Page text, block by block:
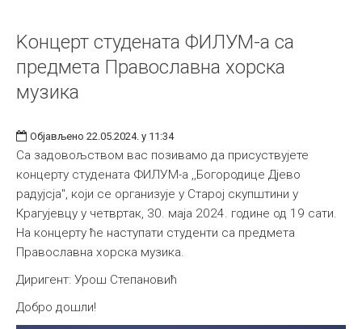
Kонцерт студената ФИЛУМ-а са
предмета Православна хорска
музика
Објављено 22.05.2024. у 11:34
Са задовољством вас позивамо да присуствујете
концерту студената ФИЛУМ-а ,,Богородице Дјево
радујсја", који се организује у Старој скупштини у
Крагујевцу у четвртак, 30. маја 2024. године од 19 сати.
На концерту ће наступати студенти са предмета
Православна хорска музика.
Диригент: Урош Степановић
Добро дошли!